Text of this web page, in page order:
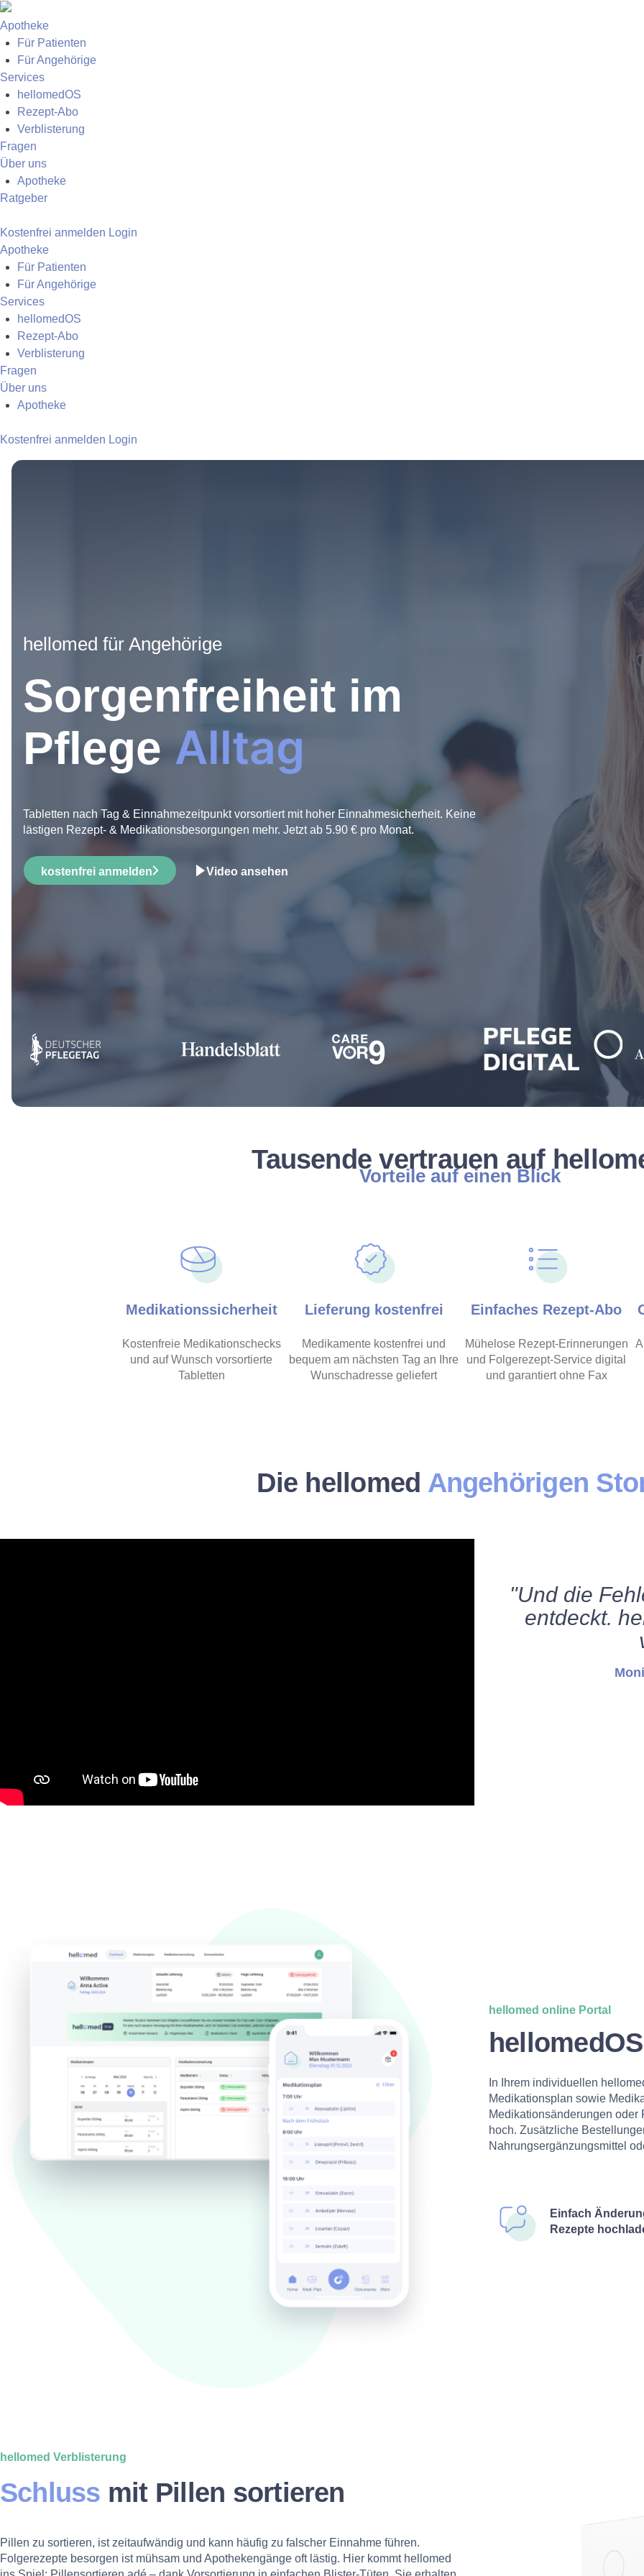
Apotheke
Für Patienten
Für Angehörige
Services
hellomedOS
Rezept-Abo
Verblisterung
Fragen
Über uns
Apotheke
Ratgeber
Kostenfrei anmelden Login
Apotheke
Für Patienten
Für Angehörige
Services
hellomedOS
Rezept-Abo
Verblisterung
Fragen
Über uns
Apotheke
Kostenfrei anmelden Login
hellomed für Angehörige
Sorgenfreiheit im
Pflege Alltag
Tabletten nach Tag & Einnahmezeitpunkt vorsortiert mit hoher Einnahmesicherheit. Keine
lästigen Rezept- & Medikationsbesorgungen mehr. Jetzt ab 5.90 € pro Monat.
kostenfrei anmelden Video ansehen
Tausende vertrauen auf
Vorteile auf einen Blick
Medikationssicherheit
Kostenfreie Medikationschecks
und auf Wunsch vorsortierte
Tabletten
Lieferung kostenfrei
Medikamente kostenfrei und
bequem am nächsten Tag an Ihre
Wunschadresse geliefert
Einfaches Rezept-Abo
Mühelose Rezept-Erinnerungen
und Folgerezept-Service digital
und garantiert ohne Fax
Die hellomed Angehörigen
"Und die
entdeckt.
hellomed online Portal
In Ihrem individuellen
Medikationsplan sowie
Medikationsänderungen
hoch. Zusätzliche
Nahrungsergänzungsmittel
Einfach
Rezepte
hellomed Verblisterung
Schluss mit Pillen sortieren
Pillen zu sortieren, ist zeitaufwändig und kann häufig zu falscher Einnahme führen.
Folgerezepte besorgen ist mühsam und Apothekengänge oft lästig. Hier kommt hellomed